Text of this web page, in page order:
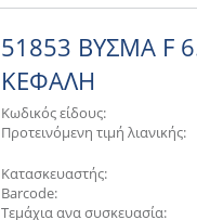
51853 ΒΥΣΜΑ F
ΚΕΦΑΛΗ
Κωδικός είδους:
Προτεινόμενη τιμή λιανικής:
Κατασκευαστής:
Barcode:
Τεμάχια ανα συσκευασία: